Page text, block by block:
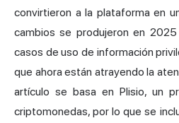
convirtieron a la plataforma en
cambios se produjeron en
casos de uso de información
que ahora están atrayendo la
artículo se basa en Plisio, un
criptomonedas, por lo que se